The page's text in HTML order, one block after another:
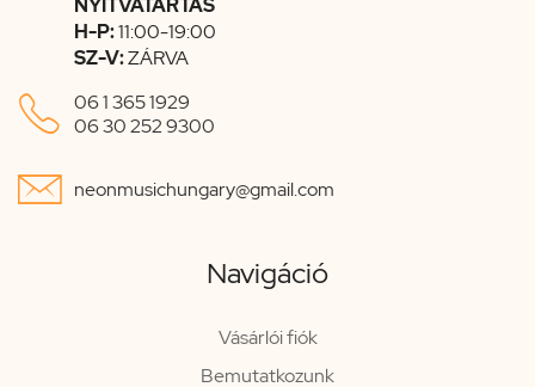
NYITVATARTÁS
H-P:11:00-19:00
SZ-V:ZÁRVA
 06 1 365 1929
06 30 252 9300
 neonmusichungary@gmail.com
Navigáció
Vásárlói fiók
Bemutatkozunk